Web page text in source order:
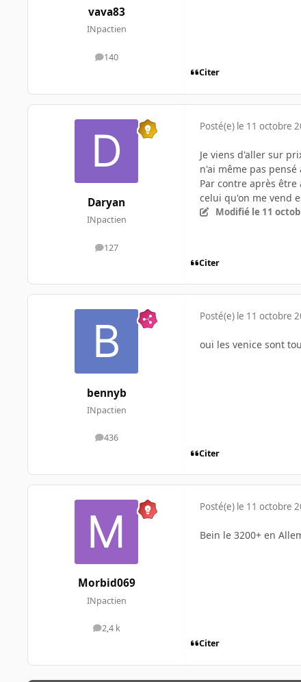
vava83
INpactien
140
messages
Citer
Daryan
INpactien
127
messages
Posté(e) le 11 octobre
Je viens d'aller sur
n'ai même pas
Par contre après
celui qu'on me vend
Modifié le 11
Citer
bennyb
INpactien
436
messages
Posté(e) le 11 octobre
oui les venice sont
Citer
Morbid069
INpactien
2,4 k
messages
Posté(e) le 11 octobre
Bein le 3200+ en
Citer